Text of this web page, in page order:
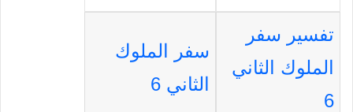
تفسير سفر
الملوك الثاني
6
سفر الملوك
الثاني 6